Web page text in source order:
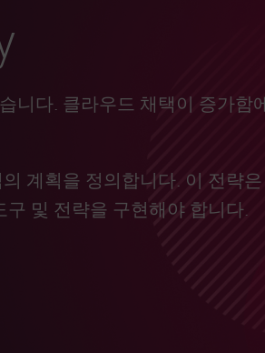
니다. 클라우드 채택이 증가함
계획을 정의합니다. 이 전략
및 전략을 구현해야 합니다.